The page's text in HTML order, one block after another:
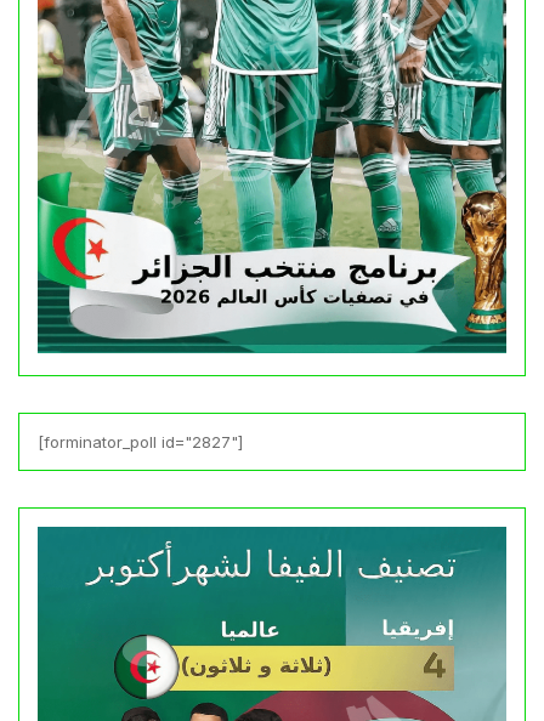
[forminator_poll id="2827"]